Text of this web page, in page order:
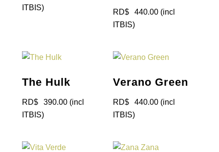
ITBIS)
RD$ 440.00 (incl
ITBIS)
The Hulk
RD$ 390.00 (incl
ITBIS)
Verano Green
RD$ 440.00 (incl
ITBIS)